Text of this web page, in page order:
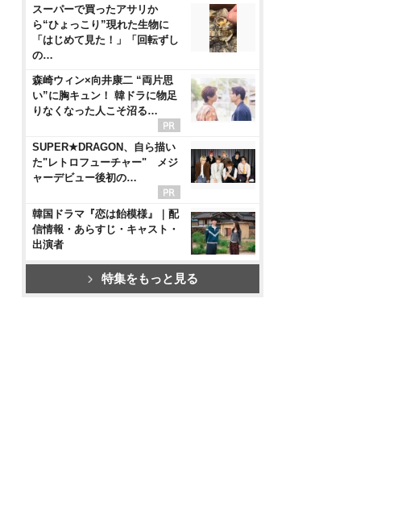
スーパーで買ったアサリか
ら“ひょっこり”現れた生物に
「はじめて見た！」「回転ずし
の…
森崎ウィン×向井康二 “両片思
い”に胸キュン！ 韓ドラに物足
りなくなった人こそ沼る…
SUPER★DRAGON、自ら描い
た"レトロフューチャー" メジ
ャーデビュー後初の…
韓国ドラマ『恋は飴模様』｜配
信情報・あらすじ・キャスト・
出演者
特集をもっと見る